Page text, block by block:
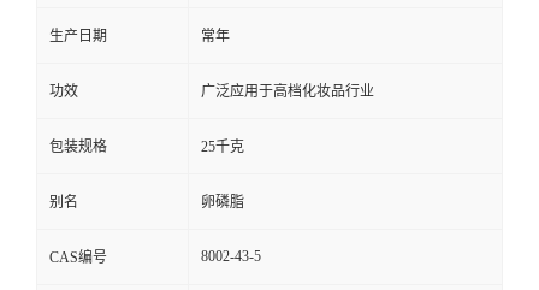
生产日期 常年
功效 广泛应用于高档化妆品行业
包装规格 25千克
别名 卵磷脂
CAS编号 8002-43-5